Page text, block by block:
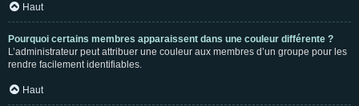
Haut
Pourquoi certains membres apparaissent dans une couleur différente ?
L’administrateur peut attribuer une couleur aux membres d’un groupe pour les
rendre facilement identifiables.
Haut